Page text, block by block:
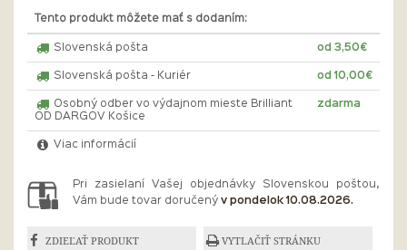
Tento produkt môžete mať s dodaním:
Slovenská pošta od 3,50€
Slovenská pošta - Kuriér od 10,00€
Osobný odber vo výdajnom mieste Brilliant
OD DARGOV Košice
zdarma
Viac informácií
Pri zasielaní Vašej objednávky Slovenskou poštou,
Vám bude tovar doručený v pondelok 10.08.2026.
ZDIEĽAŤ PRODUKT VYTLAČIŤ STRÁNKU